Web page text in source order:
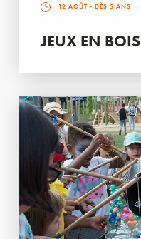
12 AOÛT - DÈS 5 ANS
JEUX EN BOIS